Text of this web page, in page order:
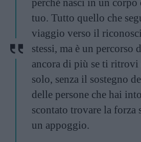
tuo. Tutto quello che
viaggio verso il
stessi, ma è un percorso
ancora di più se ti ritrovi
solo, senza il sostegno
delle persone che hai
scontato trovare la forza
un appoggio.